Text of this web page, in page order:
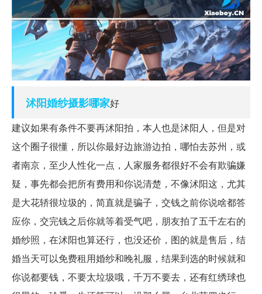
沭阳婚纱摄影哪家好
建议如果有条件不要再沭阳拍，本人也是沭阳人，但是对
这个圈子很懂，所以你最好边旅游边拍，哪怕去苏州，或
者南京，至少人性化一点，人家服务都很好不会有欺骗嫌
疑，事先都会把所有费用和你说清楚，不像沭阳这，尤其
是大花轿很垃圾的，简直就是骗子，交钱之前你说啥都答
应你，交完钱之后你就等着受气吧，朋友拍了五千左右的
婚纱照，在沭阳也算还行，也没还价，图的就是售后，结
婚当天可以免费租用婚纱和晚礼服，结果到选的时候就和
你说都要钱，不要太垃圾哦，千万不要去，还有红绣球也